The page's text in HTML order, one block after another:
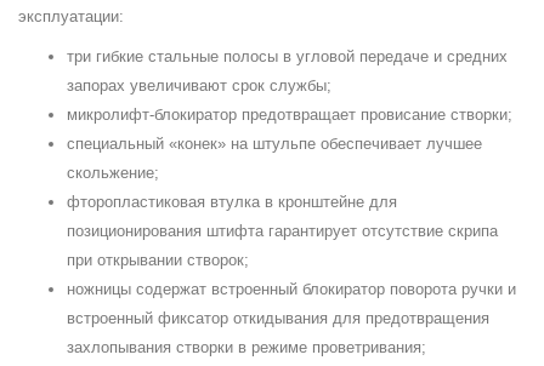
эксплуатации:
три гибкие стальные полосы в угловой передаче и средних
запорах увеличивают срок службы;
микролифт-блокиратор предотвращает провисание створки;
специальный «конек» на штульпе обеспечивает лучшее
скольжение;
фторопластиковая втулка в кронштейне для
позиционирования штифта гарантирует отсутствие скрипа
при открывании створок;
ножницы содержат встроенный блокиратор поворота ручки и
встроенный фиксатор откидывания для предотвращения
захлопывания створки в режиме проветривания;